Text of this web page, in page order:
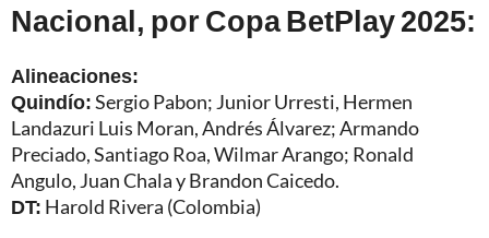
Nacional, por Copa BetPlay 2025:
Alineaciones:
Quindío:Sergio Pabon; Junior Urresti, Hermen
Landazuri Luis Moran, Andrés Álvarez; Armando
Preciado, Santiago Roa, Wilmar Arango; Ronald
Angulo, Juan Chala y Brandon Caicedo.
DT: Harold Rivera (Colombia)